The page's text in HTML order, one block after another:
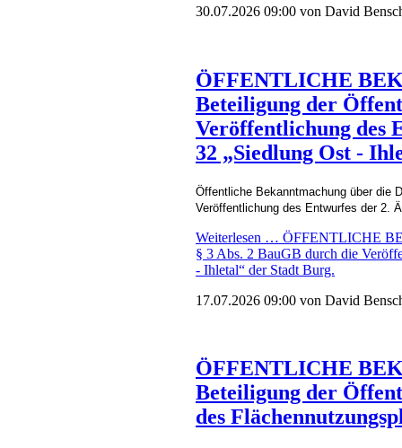
30.07.2026 09:00 von David
ÖFFENTLICHE
Beteiligung der
Veröffentlichung des
32 „Siedlung Ost -
Öffentliche Bekanntmachung über die
Veröffentlichung des Entwurfes der 2.
Weiterlesen … ÖFFENTLICHE
§ 3 Abs. 2 BauGB durch die
- Ihletal“ der Stadt Burg.
17.07.2026 09:00 von David
ÖFFENTLICHE
Beteiligung der
des